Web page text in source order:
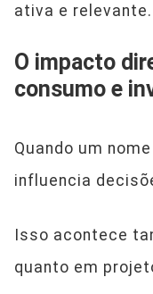
ativa e relevante.
O impacto
consumo e
Quando um
influencia
Isso acontece
quanto em